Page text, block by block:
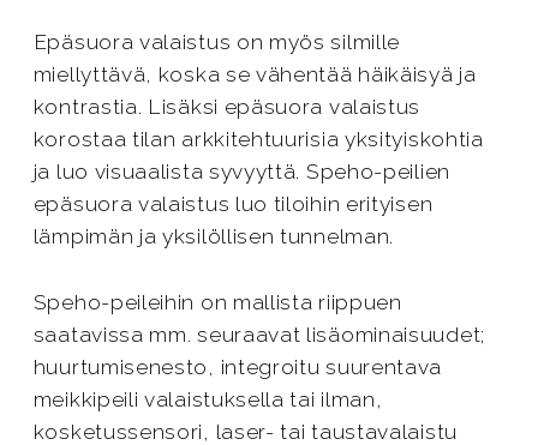
Epäsuora valaistus on myös silmille
miellyttävä, koska se vähentää häikäisyä ja
kontrastia. Lisäksi epäsuora valaistus
korostaa tilan arkkitehtuurisia yksityiskohtia
ja luo visuaalista syvyyttä. Speho-peilien
epäsuora valaistus luo tiloihin erityisen
lämpimän ja yksilöllisen tunnelman.
Speho-peileihin on mallista riippuen
saatavissa mm. seuraavat lisäominaisuudet;
huurtumisenesto, integroitu suurentava
meikkipeili valaistuksella tai ilman,
kosketussensori, laser- tai taustavalaistu